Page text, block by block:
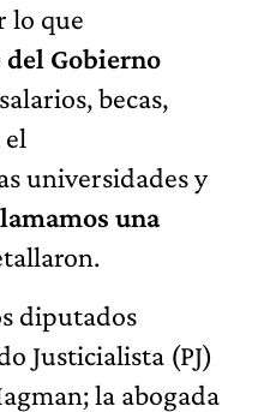
lo que
del Gobierno
becas,
universidades y
una
diputados
Justicialista (PJ)
la abogada